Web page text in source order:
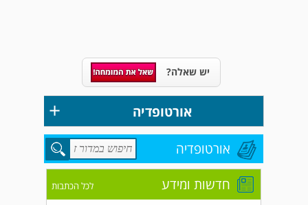
יש שאלה?
אורטופדיה +
אורטופדיה
חדשות ומידע
לכל הכתבות